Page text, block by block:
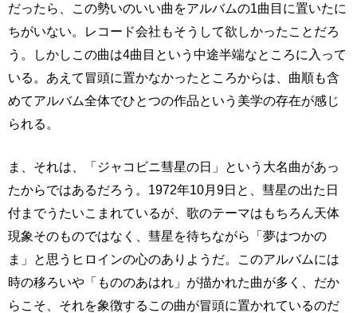
だったら、この勢いのいい曲をアルバムの1曲目に置いたに
ちがいない。レコード会社もそうして欲しかったことだろ
う。しかしこの曲は4曲目という中途半端なところに入って
いる。あえて冒頭に置かなかったところからは、曲順も含
めてアルバム全体でひとつの作品という美学の存在が感じ
られる。
ま、それは、「ジャコビニ彗星の日」という大名曲があっ
たからではあるだろう。1972年10月9日と、彗星の出た日
付までうたいこまれているが、歌のテーマはもちろん天体
現象そのものではなく、彗星を待ちながら「夢はつかの
ま」と思うヒロインの心のありようだ。このアルバムには
時の移ろいや「もののあはれ」が描かれた曲が多く、だか
らこそ、それを象徴するこの曲が冒頭に置かれているのだ